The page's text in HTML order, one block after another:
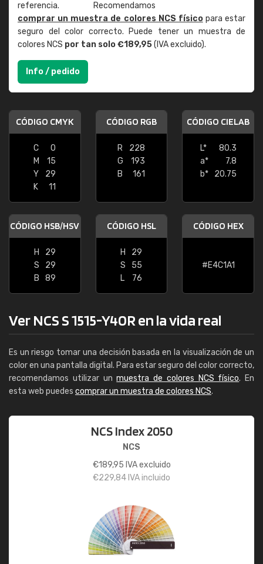
referencia. Recomendamos
comprar un muestra de colores NCS físicopara estar
seguro del color correcto. Puede tener un muestra de
colores NCS por tan solo €189,95(IVA excluido).
Info / pedido
CÓDIGO CMYK
C
0
M
15
Y
29
K
11
CÓDIGO RGB
R
228
G
193
B
161
CÓDIGO CIELAB
L*
80.3
a*
7.8
b*
20.75
CÓDIGO HSB/HSV
H
29
S
29
B
89
CÓDIGO HSL
H
29
S
55
L
76
CÓDIGO HEX
#E4C1A1
Ver NCS S 1515-Y40R en la vida real
Es un riesgo tomar una decisión basada en la visualización de un
color en una pantalla digital. Para estar seguro del color correcto,
recomendamos utilizar unmuestra de colores NCS físico. En
esta web puedes comprar un muestra de colores NCS.
NCS Index 2050
NCS
€189,95 IVA excluido
€229,84 IVA incluido